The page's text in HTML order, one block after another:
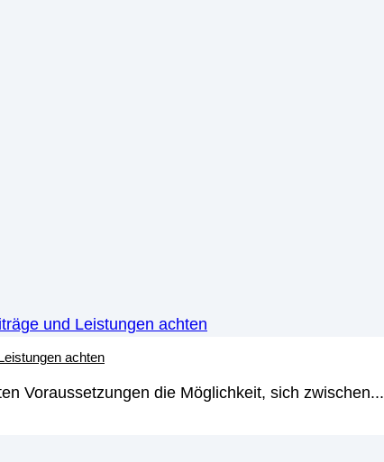
achten
Voraussetzungen die Möglichkeit, sich zwischen...